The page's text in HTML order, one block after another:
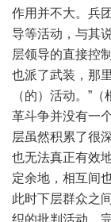
作用并不大。兵
导等活动，与其
层领导的直接控
也派了武装，那
（的）活动。”
革斗争并没有一
层虽然积累了很
也无法真正有效
定余地，相互间
此时下层群众之
织的批判活动，